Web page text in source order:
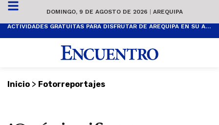
DOMINGO, 9 DE AGOSTO DE 2026 | AREQUIPA
ACTIVIDADES GRATUITAS PARA DISFRUTAR DE AREQUIPA EN SU ANIVERSARIO
Inicio > Fotorreportajes